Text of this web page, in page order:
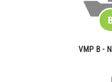
VMP B -